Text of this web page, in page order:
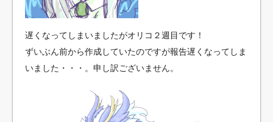
遅くなってしまいましたがオリコ２週目です！
ずいぶん前から作成していたのですが報告遅くなってしま
いました・・・。申し訳ございません。